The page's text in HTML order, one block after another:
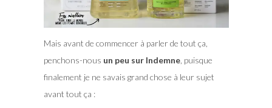
Mais avant de commencer à parler de tout ça,
penchons-nous un peu sur Indemne, puisque
finalement je ne savais grand chose à leur sujet
avant tout ça :